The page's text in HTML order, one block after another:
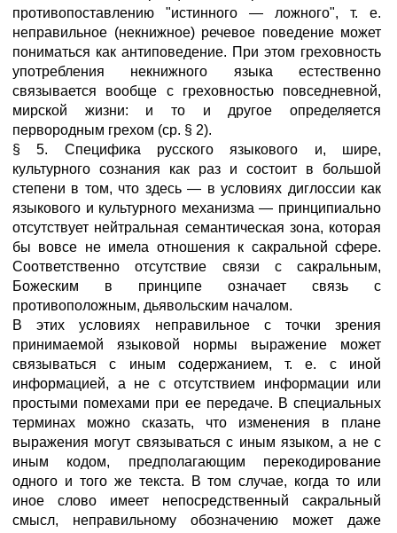
противопоставлению "истинного — ложного", т. е.
неправильное (некнижное) речевое поведение может
пониматься как антиповедение. При этом греховность
употребления некнижного языка естественно
связывается вообще с греховностью повседневной,
мирской жизни: и то и другое определяется
первородным грехом (ср. § 2).
§ 5. Специфика русского языкового и, шире,
культурного сознания как раз и состоит в большой
степени в том, что здесь — в условиях диглоссии как
языкового и культурного механизма — принципиально
отсутствует нейтральная семантическая зона, которая
бы вовсе не имела отношения к сакральной сфере.
Соответственно отсутствие связи с сакральным,
Божеским в принципе означает связь с
противоположным, дьявольским началом.
В этих условиях неправильное с точки зрения
принимаемой языковой нормы выражение может
связываться с иным содержанием, т. е. с иной
информацией, а не с отсутствием информации или
простыми помехами при ее передаче. В специальных
терминах можно сказать, что изменения в плане
выражения могут связываться с иным языком, а не с
иным кодом, предполагающим перекодирование
одного и того же текста. В том случае, когда то или
иное слово имеет непосредственный сакральный
смысл, неправильному обозначению может даже